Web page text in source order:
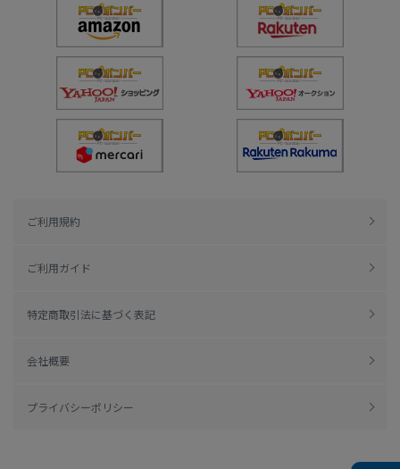
ご利用規約
ご利用ガイド
特定商取引法に基づく表記
会社概要
プライバシーポリシー